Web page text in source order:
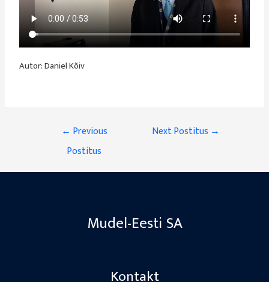
Autor: Daniel Kõiv
← Previous
Postitus
Next Postitus →
Mudel-Eesti SA
Kontakt